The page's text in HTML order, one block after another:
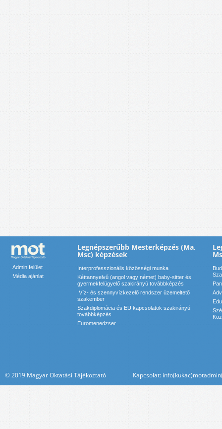
Admin felület
Média ajánlat
Legnépszerűbb Mesterképzés (Ma,
Msc) képzések
Interprofesszionális közösségi munka
Kéttannyelvű (angol vagy német) baby-sitter és
gyermekfelügyelő szakirányú továbbképzés
Víz- és szennyvízkezelő rendszer üzemeltető
szakember
Szakdiplomácia és EU kapcsolatok szakirányú
továbbképzés
Euromenedzser
© 2019 Magyar Oktatási Tájékoztató Kapcsolat: